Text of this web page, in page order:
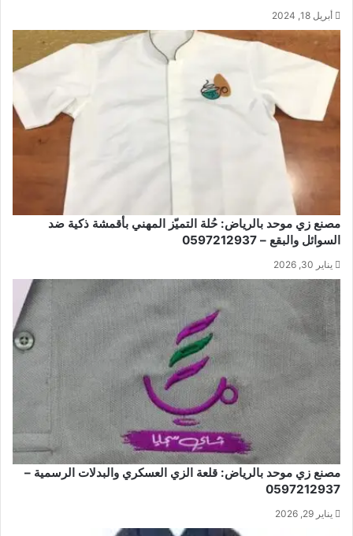
أبريل 18, 2024
مصنع زي موحد بالرياض: حُلة التميّز المهني بأقمشة ذكية ضد
السوائل والبقع – 0597212937
يناير 30, 2026
مصنع زي موحد بالرياض: قلعة الزي العسكري والبدلات الرسمية –
0597212937
يناير 29, 2026